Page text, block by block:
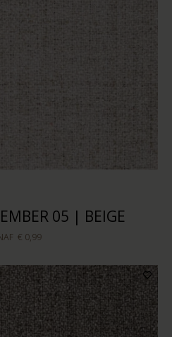
05 | BEIGE
€ 0,99